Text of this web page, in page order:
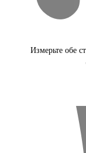
Измерьте обе